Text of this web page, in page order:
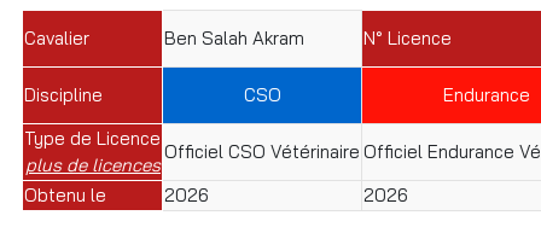
Cavalier Ben Salah Akram N° Licence
Discipline CSO
Endurance
Type de Licence
plus de licences
Officiel CSO Vétérinaire Officiel Endurance
Obtenu le
2026 2026